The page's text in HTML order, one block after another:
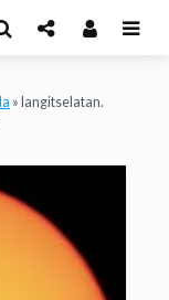
» langitselatan.